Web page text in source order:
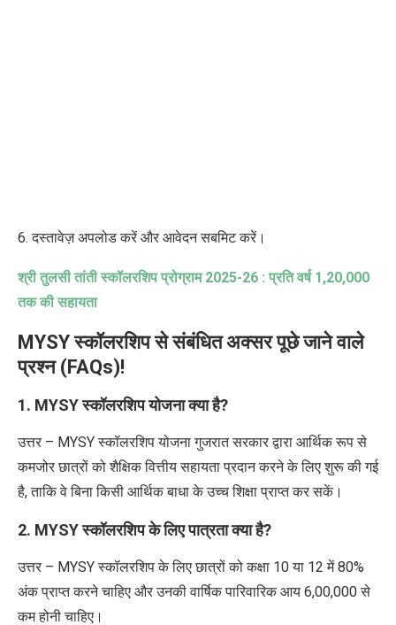
6. दस्तावेज़ अपलोड करें और आवेदन सबमिट करें।
श्री तुलसी तांती स्कॉलरशिप प्रोग्राम 2025-26 : प्रति वर्ष 1,20,000
तक की सहायता
MYSY स्कॉलरशिप से संबंधित अक्सर पूछे जाने वाले
प्रश्न (FAQs)!
1. MYSY स्कॉलरशिप योजना क्या है?
उत्तर – MYSY स्कॉलरशिप योजना गुजरात सरकार द्वारा आर्थिक रूप से
कमजोर छात्रों को शैक्षिक वित्तीय सहायता प्रदान करने के लिए शुरू की गई
है, ताकि वे बिना किसी आर्थिक बाधा के उच्च शिक्षा प्राप्त कर सकें।
2. MYSY स्कॉलरशिप के लिए पात्रता क्या है?
उत्तर – MYSY स्कॉलरशिप के लिए छात्रों को कक्षा 10 या 12 में 80%
अंक प्राप्त करने चाहिए और उनकी वार्षिक पारिवारिक आय 6,00,000 से
कम होनी चाहिए।